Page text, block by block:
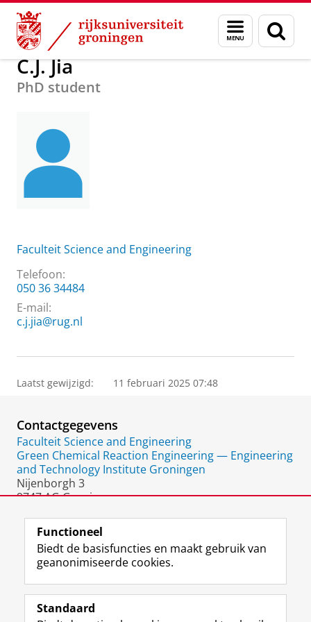
Skip
Content
Skip
Navigation
Menu
en
zoeken
Over ons Praktische zaken Waar vindt u ons C.J. Jia
C.J. Jia
PhD student
Faculteit Science and Engineering
Telefoon:
050 36 34484
E-mail:
c.j.jia@rug.nl
Laatst gewijzigd: 11 februari 2025 07:48
Contactgegevens
Faculteit Science and Engineering
Green Chemical Reaction Engineering — Engineering
and Technology Institute Groningen
Nijenborgh 3
9747 AG Groningen
Volg de RUG
F
a
L
i
R
S
I
n
Y
o
Functioneel
Biedt de basisfuncties en maakt gebruik van
geanonimiseerde cookies.
Standaard